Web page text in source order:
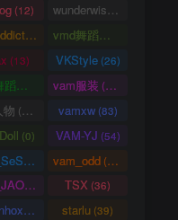
(12) wunderwise(1)
VR_Addict
(38) vmd舞蹈数据
(13) VKStyle(26)
VaM舞蹈视频 (5)vam服装 (1458)
物 (3105) vamxw(83)
(0) VAM-YJ (54)
VAM_SeSe(10) vam_odd (20)
VAM_JAO
(15) TSX (36)
taydenhoxe(8) starlu (39)